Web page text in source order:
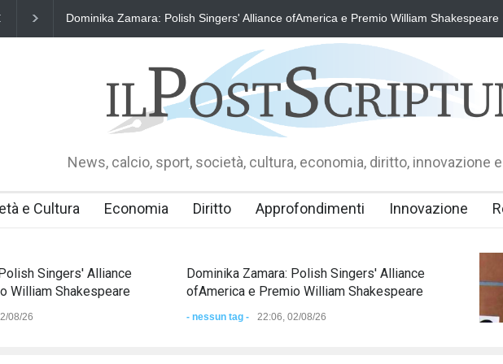
Dominika Zamara: Polish Singers' Alliance ofAmerica e Premio William Shakespeare
News, calcio, sport, società, cultura, economia, diritto, innovazione
e Cultura Economia Diritto Approfondimenti Innovazione
Singers' Alliance
William Shakespeare
08/26
Dominika Zamara: Polish Singers' Alliance
ofAmerica e Premio William Shakespeare
- nessun tag - 22:06, 02/08/26